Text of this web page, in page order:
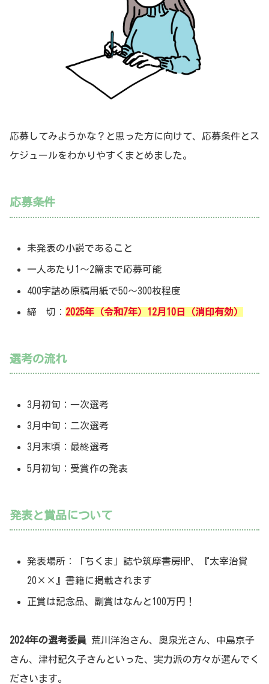
応募してみようかな？と思った方に向けて、応募条件とス
ケジュールをわかりやすくまとめました。
応募条件
未発表の小説であること
一人あたり1〜2篇まで応募可能
400字詰め原稿用紙で50〜300枚程度
締 切： 2025年（令和7年）12月10日（消印有効）
選考の流れ
3月初旬：一次選考
3月中旬：二次選考
3月末頃：最終選考
5月初旬：受賞作の発表
発表と賞品について
発表場所：「ちくま」誌や筑摩書房HP、『太宰治賞
20××』書籍に掲載されます
正賞は記念品、副賞はなんと100万円！
2024年の選考委員 荒川洋治さん、奥泉光さん、中島京子
さん、津村記久子さんといった、実力派の方々が選んでく
ださいます。